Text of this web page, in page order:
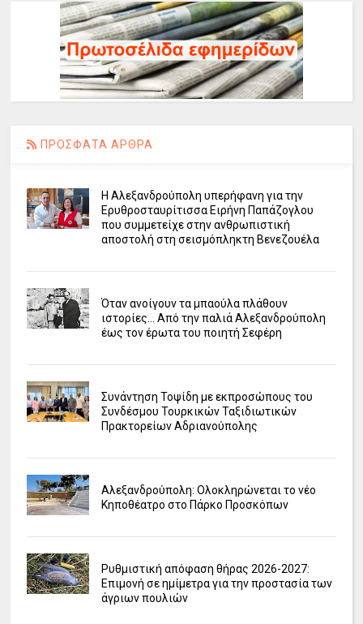
ΠΡΟΣΦΑΤΑ ΑΡΘΡΑ
Η Αλεξανδρούπολη υπερήφανη για την
Ερυθροσταυρίτισσα Ειρήνη Παπάζογλου
που συμμετείχε στην ανθρωπιστική
αποστολή στη σεισμόπληκτη Βενεζουέλα
Όταν ανοίγουν τα μπαούλα πλάθουν
ιστορίες... Από την παλιά Αλεξανδρούπολη
έως τον έρωτα του ποιητή Σεφέρη
Συνάντηση Τοψίδη με εκπροσώπους του
Συνδέσμου Τουρκικών Ταξιδιωτικών
Πρακτορείων Αδριανούπολης
Αλεξανδρούπολη: Ολοκληρώνεται το νέο
Κηποθέατρο στο Πάρκο Προσκόπων
Ρυθμιστική απόφαση θήρας 2026-2027:
Επιμονή σε ημίμετρα για την προστασία των
άγριων πουλιών